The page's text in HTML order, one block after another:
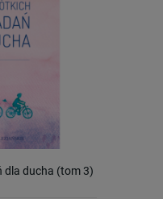
dla ducha (tom 3)